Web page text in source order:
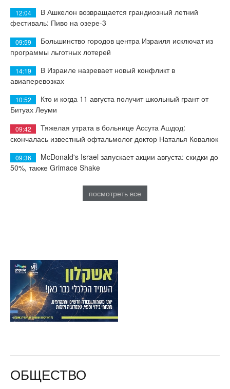
12:04
В Ашкелон возвращается грандиозный летний
фестиваль: Пиво на озере-3
09:59
Большинство городов центра Израиля исключат из
программы льготных лотерей
14:19
В Израиле назревает новый конфликт в
авиаперевозках
10:52
Кто и когда 11 августа получит школьный грант от
Битуах Леуми
09:42
Тяжелая утрата в больнице Ассута Ашдод:
скончалась известный офтальмолог доктор Наталья Ковалюк
09:36
McDonald's Israel запускает акции августа: скидки до
50%, также Grimace Shake
посмотреть все
ОБЩЕСТВО